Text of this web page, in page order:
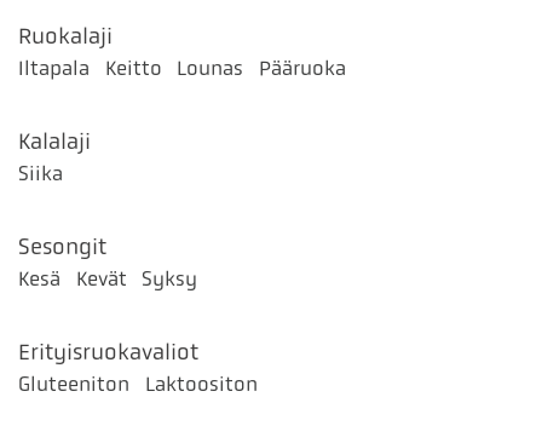
Ruokalaji
Iltapala Keitto Lounas Pääruoka
Kalalaji
Siika
Sesongit
Kesä Kevät Syksy
Erityisruokavaliot
Gluteeniton Laktoositon